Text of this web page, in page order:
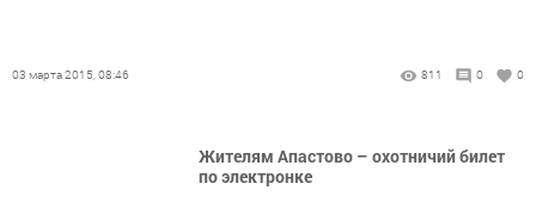
03 марта 2015, 08:46 811 0 0
Жителям Апастово – охотничий билет
по электронке